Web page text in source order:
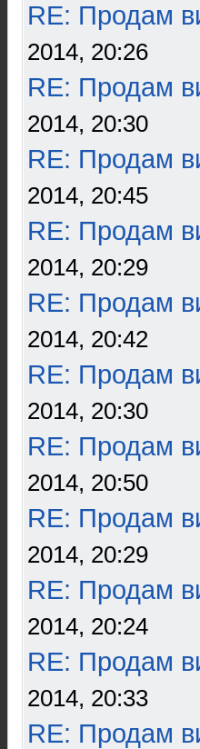
RE: Продам
2014, 20:26
RE: Продам
2014, 20:30
RE: Продам
2014, 20:45
RE: Продам
2014, 20:29
RE: Продам
2014, 20:42
RE: Продам
2014, 20:30
RE: Продам
2014, 20:50
RE: Продам
2014, 20:29
RE: Продам
2014, 20:24
RE: Продам
2014, 20:33
RE: Продам